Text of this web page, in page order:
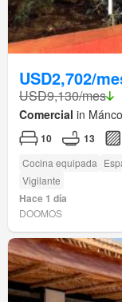
USD2,702/
USD9,130/mes
Comercial in
10 13
Cocina equipada
Vigilante
Hace 1 día
DOOMOS